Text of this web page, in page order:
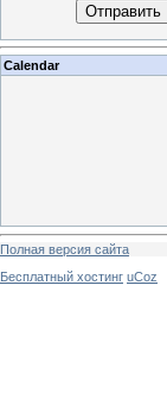
Отправить
Calendar
Полная версия сайта
Бесплатный хостинг uCoz